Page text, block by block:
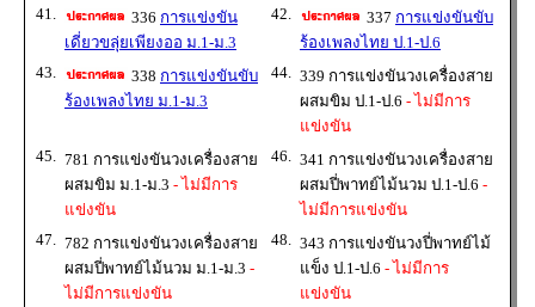
41.
336 การแข่งขัน
เดี่ยวขลุ่ยเพียงออ ม.1-ม.3
42. 337 การแข่งขันขับ
ร้องเพลงไทย ป.1-ป.6
43.
338 การแข่งขันขับ
ร้องเพลงไทย ม.1-ม.3
44. 339 การแข่งขันวงเครื่องสาย
ผสมขิม ป.1-ป.6 - ไม่มีการ
แข่งขัน
45. 781 การแข่งขันวงเครื่องสาย
ผสมขิม ม.1-ม.3 - ไม่มีการ
แข่งขัน
46. 341 การแข่งขันวงเครื่องสาย
ผสมปี่พาทย์ไม้นวม ป.1-ป.6 -
ไม่มีการแข่งขัน
47. 782 การแข่งขันวงเครื่องสาย
ผสมปี่พาทย์ไม้นวม ม.1-ม.3 -
ไม่มีการแข่งขัน
48. 343 การแข่งขันวงปี่พาทย์ไม้
แข็ง ป.1-ป.6 - ไม่มีการ
แข่งขัน